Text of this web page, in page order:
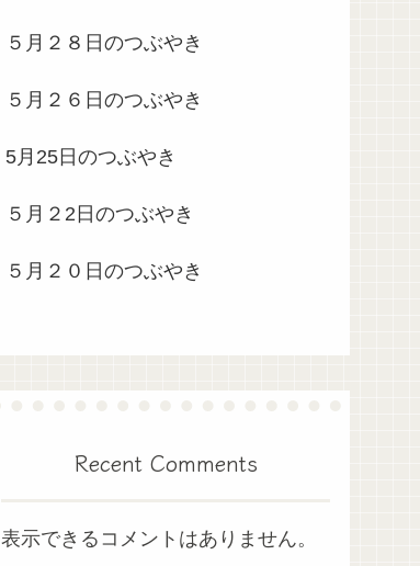
５月２８日のつぶやき
５月２６日のつぶやき
5月25日のつぶやき
５月２2日のつぶやき
５月２０日のつぶやき
Recent Comments
表示できるコメントはありません。